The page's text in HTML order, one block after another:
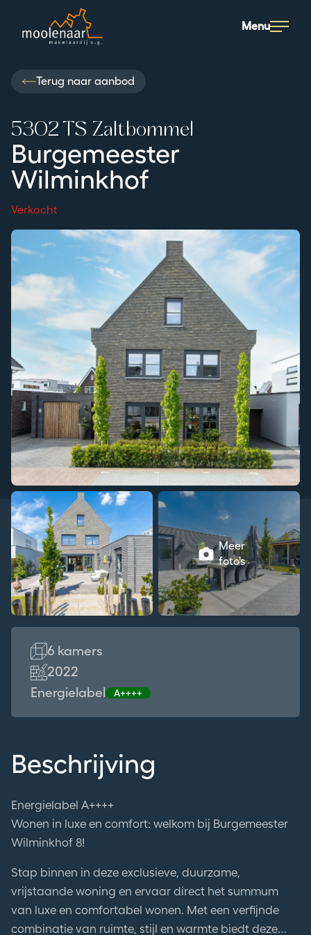
Moolenaar logo
Menu
Terug naar aanbod
Burgemeester
Wilminkhof
5302 TS Zaltbommel
Verkocht
Meer
foto's
6 kamers
2022
Energielabel
A++++
Beschrijving
Energielabel A++++
Wonen in luxe en comfort: welkom bij Burgemeester
Wilminkhof 8!
Stap binnen in deze exclusieve, duurzame,
vrijstaande woning en ervaar direct het summum
van luxe en comfortabel wonen. Met een verfijnde
combinatie van ruimte, stijl en warmte biedt deze